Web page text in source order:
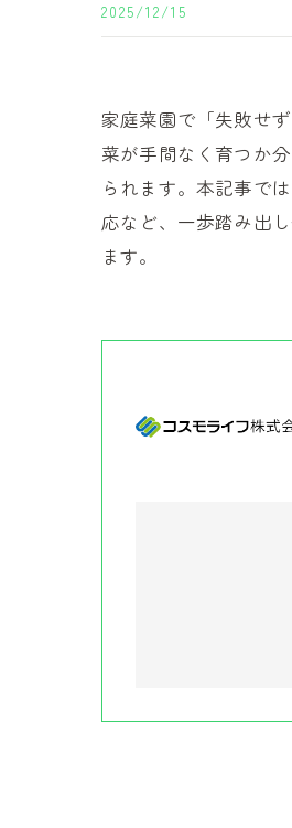
2025/12/15
家庭菜園で「失敗せ
菜が手間なく育つか
られます。本記事で
応など、一歩踏み出
ます。